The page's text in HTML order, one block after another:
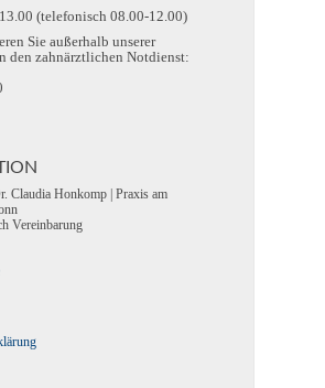
(telefonisch 08.00-12.00)
Sie außerhalb unserer
den zahnärztlichen Notdienst:
Vereinbarung